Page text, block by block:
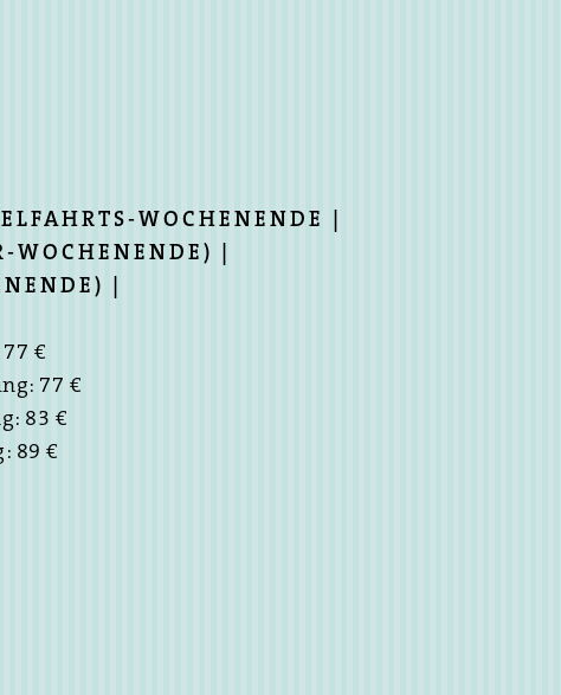
WOCHENENDE |
WOCHENENDE) |
|
€
77 €
83 €
89 €